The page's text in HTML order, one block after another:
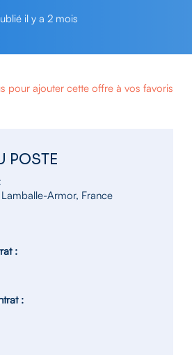
il y a 2 mois
pour ajouter cette offre à vos favoris
POSTE
Armor, France
:
: